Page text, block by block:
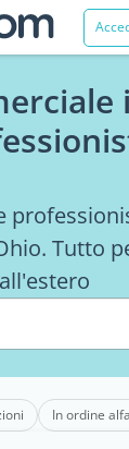
Tutto
In ordine